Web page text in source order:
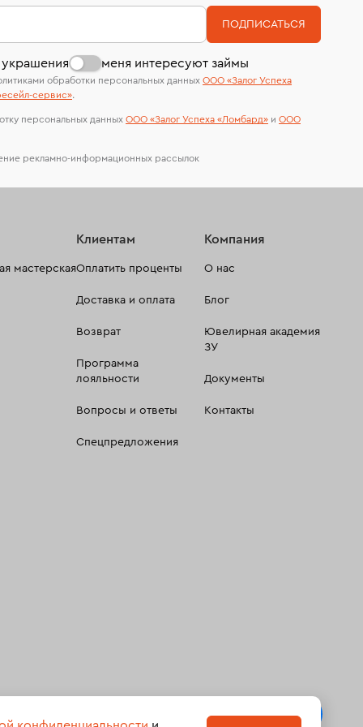
В кредит от Т-Банка (до 50 000 руб., на 3–6
мес.)
На особо ценные изделия получены
сертификаты МГУ и других геммологических
лабораторий
меня интересуют займы
ПОДПИСАТЬСЯ
обработки персональных данных ООО «Залог Успеха
сервиc».
персональных данных ООО «Залог Успеха «Ломбард» и ООО
рекламно-информационных рассылок
мастерская
Клиентам
Оплатить проценты
Доставка и оплата
Возврат
Программа
лояльности
Вопросы и ответы
Спецпредложения
Компания
О нас
Блог
Ювелирная академия
ЗУ
Документы
Контакты